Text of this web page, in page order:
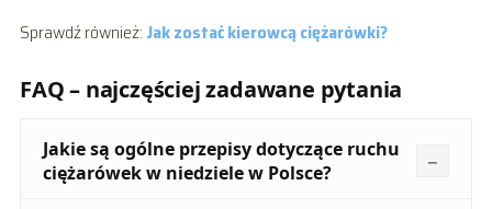
Sprawdź również: Jak zostać kierowcą ciężarówki?
FAQ – najczęściej zadawane pytania
Jakie są ogólne przepisy dotyczące ruchu
ciężarówek w niedziele w Polsce?